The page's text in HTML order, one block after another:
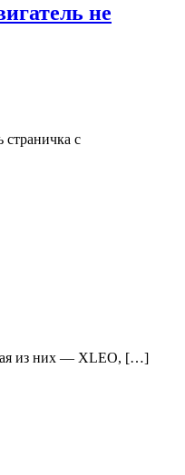
не
с
из них — XLEO, […]